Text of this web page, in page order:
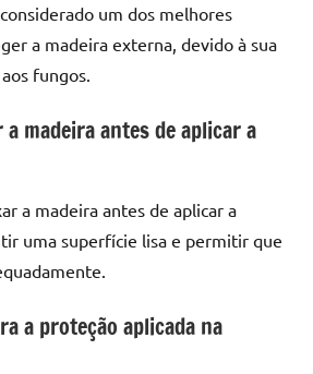
um dos melhores
a madeira externa, devido à sua
fungos.
madeira antes de aplicar a
a madeira antes de aplicar a
uma superfície lisa e permitir que
a proteção aplicada na